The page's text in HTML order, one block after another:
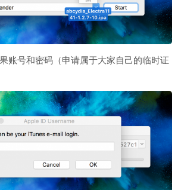
账号和密码（申请属于大家自己的临时证